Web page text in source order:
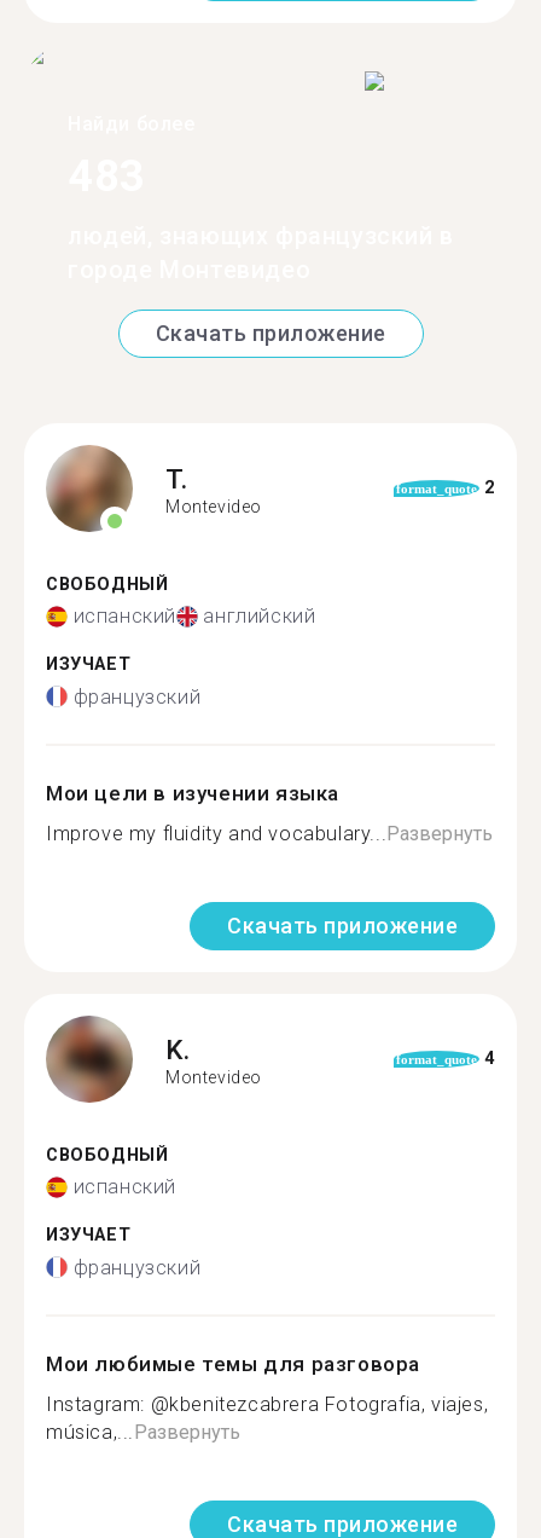
Скачать приложение
T.
Montevideo
format_quote 2
СВОБОДНЫЙ
испанский английский
ИЗУЧАЕТ
французский
Мои цели в изучении языка
Improve my fluidity and vocabulary... Развернуть
Скачать приложение
K.
Montevideo
format_quote 4
СВОБОДНЫЙ
испанский
ИЗУЧАЕТ
французский
Мои любимые темы для разговора
Instagram: @kbenitezcabrera Fotografia, viajes,
música,... Развернуть
Скачать приложение